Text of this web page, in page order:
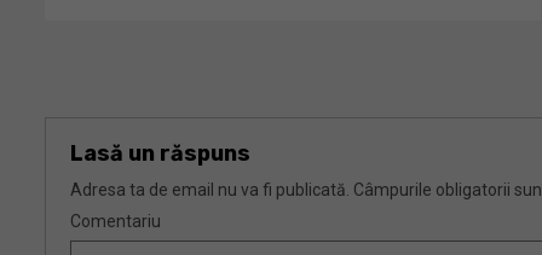
Lasă un răspuns
Adresa ta de email nu va fi publicată. Câmpurile obligatorii
Comentariu